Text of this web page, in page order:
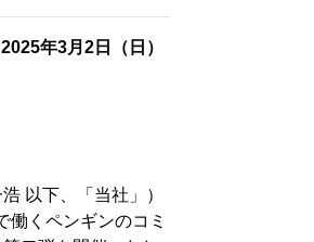
年3月2日（日）
以下、「当社」）
働くペンギンのコミ